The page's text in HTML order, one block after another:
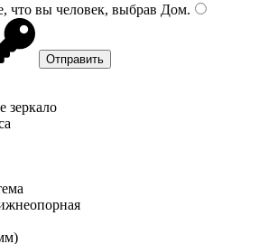
что вы человек, выбрав Дом.
зеркало